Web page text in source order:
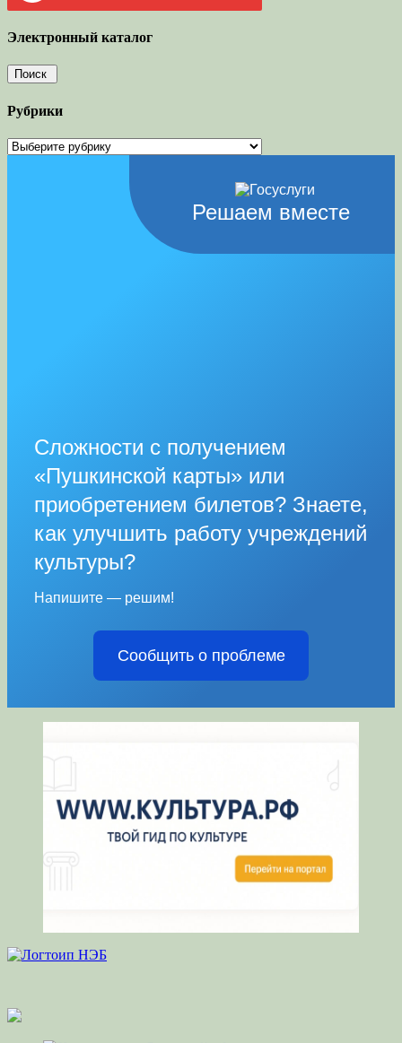
Электронный каталог
Рубрики
Рубрики
Решаем вместе
Сложности с получением
«Пушкинской карты» или
приобретением билетов? Знаете,
как улучшить работу учреждений
культуры?
Напишите — решим!
Сообщить о проблеме